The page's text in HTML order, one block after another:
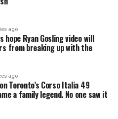
ago
hope Ryan Gosling video will
from breaking up with the
ago
Toronto’s Corso Italia 49
a family legend. No one saw it